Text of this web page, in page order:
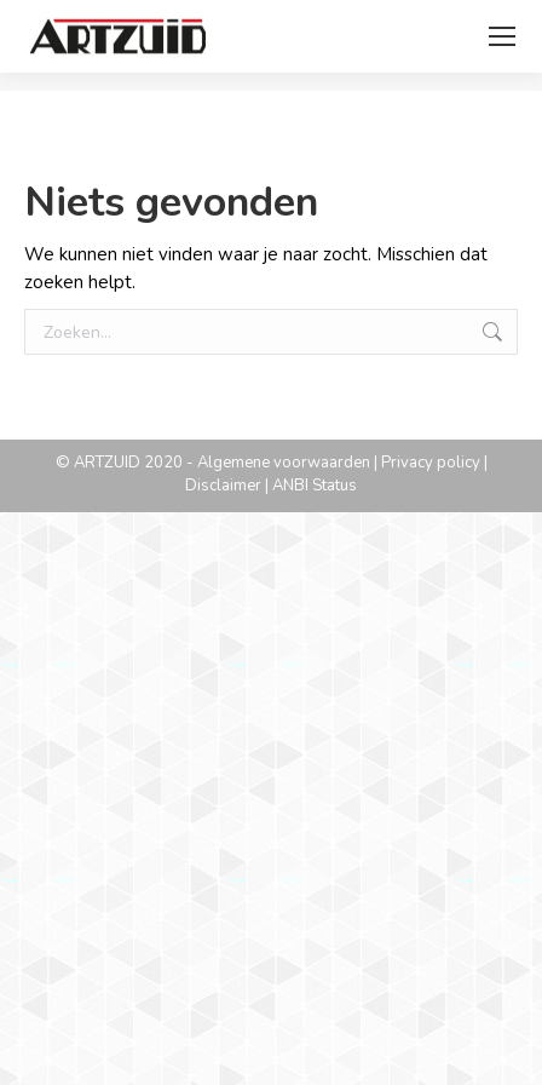
Niets gevonden
We kunnen niet vinden waar je naar zocht. Misschien dat
zoeken helpt.
Zoeken:
© ARTZUID 2020 - Algemene voorwaarden | Privacy policy |
Disclaimer | ANBI Status